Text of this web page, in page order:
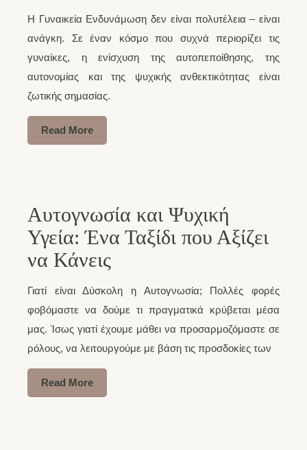
Η Γυναικεία Ενδυνάμωση δεν είναι πολυτέλεια – είναι
ανάγκη. Σε έναν κόσμο που συχνά περιορίζει τις
γυναίκες, η ενίσχυση της αυτοπεποίθησης, της
αυτονομίας και της ψυχικής ανθεκτικότητας είναι
ζωτικής σημασίας.
Read More
Αυτογνωσία και Ψυχική
Υγεία: Ένα Ταξίδι που Αξίζει
να Κάνεις
Γιατί είναι Δύσκολη η Αυτογνωσία; Πολλές φορές
φοβόμαστε να δούμε τι πραγματικά κρύβεται μέσα
μας. Ίσως γιατί έχουμε μάθει να προσαρμοζόμαστε σε
ρόλους, να λειτουργούμε με βάση τις προσδοκίες των
Read More